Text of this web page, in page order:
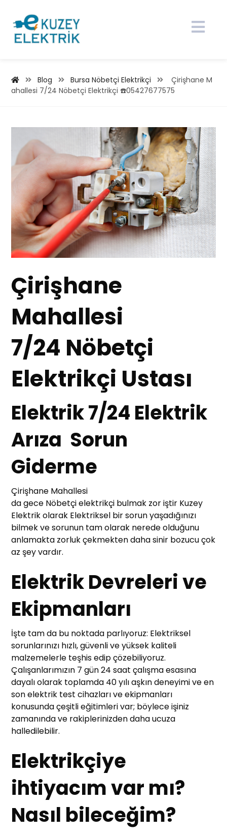
Blog Bursa Nöbetçi Elektrikçi
Çirişhane M
ahallesi 7/24 Nöbetçi Elektrikçi ☎️05427677575
Çirişhane
Mahallesi
7/24 Nöbetçi
Elektrikçi Ustası
Elektrik 7/24 Elektrik
Arıza Sorun
Giderme
Çirişhane Mahallesi
da gece Nöbetçi elektrikçi bulmak zor iştir Kuzey
Elektrik olarak Elektriksel bir sorun yaşadığınızı
bilmek ve sorunun tam olarak nerede olduğunu
anlamakta zorluk çekmekten daha sinir bozucu çok
az şey vardır.
Elektrik Devreleri ve
Ekipmanları
İşte tam da bu noktada parlıyoruz: Elektriksel
sorunlarınızı hızlı, güvenli ve yüksek kaliteli
malzemelerle teşhis edip çözebiliyoruz.
Çalışanlarımızın 7 gün 24 saat çalışma esasına
dayalı olarak toplamda 40 yılı aşkın deneyimi ve en
son elektrik test cihazları ve ekipmanları
konusunda çeşitli eğitimleri var; böylece işiniz
zamanında ve rakiplerinizden daha ucuza
halledilebilir.
Elektrikçiye
ihtiyacım var mı?
Nasıl bileceğim?